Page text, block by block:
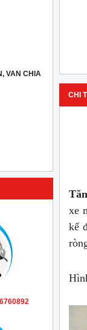
VAN CHIA
CHI
xe
kế